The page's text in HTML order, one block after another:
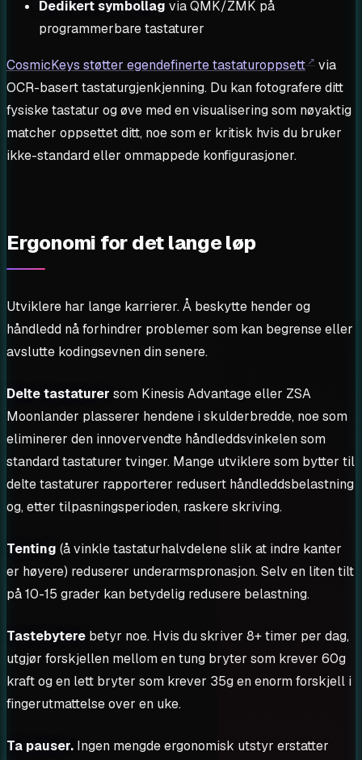
Dedikert symbollag via QMK/ZMK på
programmerbare tastaturer
CosmicKeys støtter egendefinerte tastaturoppsett
via
OCR-basert tastaturgjenkjenning. Du kan fotografere ditt
fysiske tastatur og øve med en visualisering som nøyaktig
matcher oppsettet ditt, noe som er kritisk hvis du bruker
ikke-standard eller ommappede konfigurasjoner.
Ergonomi for det lange løp
Utviklere har lange karrierer. Å beskytte hender og
håndledd nå forhindrer problemer som kan begrense eller
avslutte kodingsevnen din senere.
Delte tastaturer som Kinesis Advantage eller ZSA
Moonlander plasserer hendene i skulderbredde, noe som
eliminerer den innovervendte håndleddsvinkelen som
standard tastaturer tvinger. Mange utviklere som bytter til
delte tastaturer rapporterer redusert håndleddsbelastning
og, etter tilpasningsperioden, raskere skriving.
Tenting (å vinkle tastaturhalvdelene slik at indre kanter
er høyere) reduserer underarmspronasjon. Selv en liten tilt
på 10-15 grader kan betydelig redusere belastning.
Tastebytere betyr noe. Hvis du skriver 8+ timer per dag,
utgjør forskjellen mellom en tung bryter som krever 60g
kraft og en lett bryter som krever 35g en enorm forskjell i
fingerutmattelse over en uke.
Ta pauser. Ingen mengde ergonomisk utstyr erstatter